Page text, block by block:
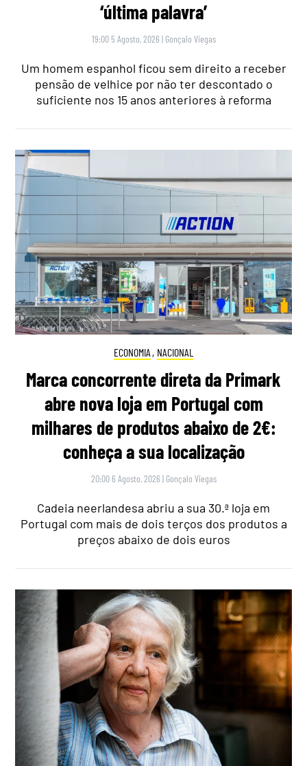
‘última palavra’
19:00 5 Agosto, 2026 | Gonçalo Viegas
Um homem espanhol ficou sem direito a receber
pensão de velhice por não ter descontado o
suficiente nos 15 anos anteriores à reforma
ECONOMIA , NACIONAL
Marca concorrente direta da Primark
abre nova loja em Portugal com
milhares de produtos abaixo de 2€:
conheça a sua localização
20:00 6 Agosto, 2026 | Gonçalo Viegas
Cadeia neerlandesa abriu a sua 30.ª loja em
Portugal com mais de dois terços dos produtos a
preços abaixo de dois euros